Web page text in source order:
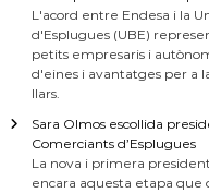
L'acord entre Endesa i la
d'Esplugues (UBE)
petits empresaris i
d'eines i avantatges per a
llars.
Sara Olmos escollida
Comerciants d’Esplugues
La nova i primera
encara aquesta etapa que